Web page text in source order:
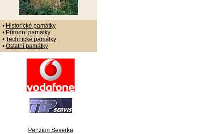
• Historické památky
• Přírodní památky
• Technické památky
• Ostatní památky
Penzion Severka